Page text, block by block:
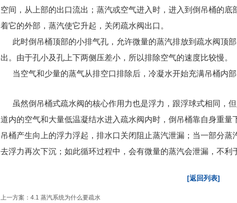
空间，从上部的出口流出；蒸汽或空气进入时，进入到倒吊桶的底
着它的外部，蒸汽使它升起，关闭疏水阀出口。
此时倒吊桶顶部的小排气孔，允许微量的蒸汽排放到疏水阀顶
出。由于孔小及孔上下两侧压差小，所以排除空气的速度比较慢。
当空气和少量的蒸气从排空口排除后，冷凝水开始充满吊桶内
虽然倒吊桶式疏水阀的核心作用力也是浮力，跟浮球式相同，
道内的空气和大量低温凝结水进入疏水阀内时，倒吊桶靠自身重
吊桶产生向上的浮力浮起，排水口关闭阻止蒸汽泄漏；当一部分
去浮力再次下沉；如此循环过程中，会有微量的蒸汽会泄漏，不利
[返回列表]
上一方案：4.1 蒸汽系统为什么要疏水